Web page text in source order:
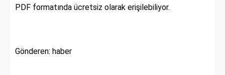
PDF formatında ücretsiz olarak erişilebiliyor.
Gönderen: haber